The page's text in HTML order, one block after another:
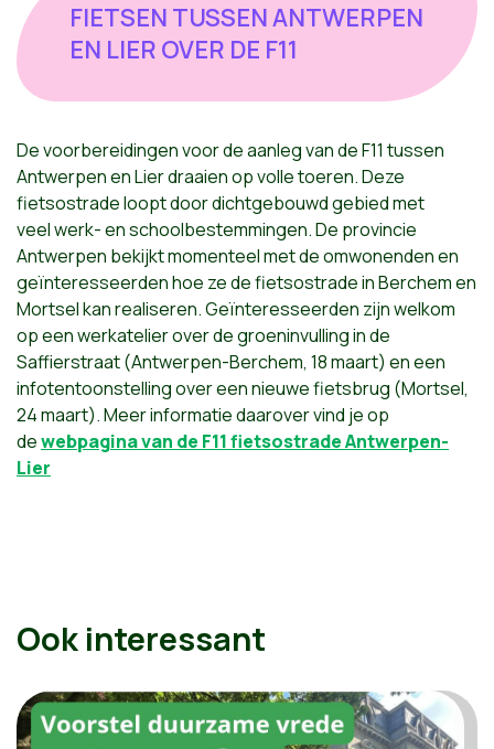
FIETSEN TUSSEN ANTWERPEN
EN LIER OVER DE F11
De voorbereidingen voor de aanleg van de F11 tussen
Antwerpen en Lier draaien op volle toeren. Deze
fietsostrade loopt door dichtgebouwd gebied met
veel werk- en schoolbestemmingen. De provincie
Antwerpen bekijkt momenteel met de omwonenden en
geïnteresseerden hoe ze de fietsostrade in Berchem en
Mortsel kan realiseren. Geïnteresseerden zijn welkom
op een werkatelier over de groeninvulling in de
Saffierstraat (Antwerpen-Berchem, 18 maart) en een
infotentoonstelling over een nieuwe fietsbrug (Mortsel,
24 maart). Meer informatie daarover vind je op
dewebpagina van de F11 fietsostrade Antwerpen-
Lier
Ook interessant